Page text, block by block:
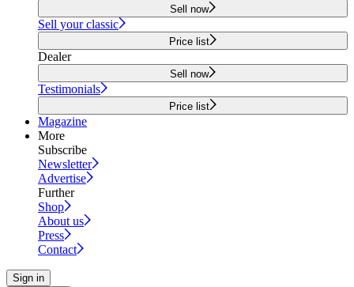
Sell now
Sell your classic
Price list
Dealer
Sell now
Testimonials
Price list
Magazine
More
Subscribe
Newsletter
Advertise
Further
Shop
About us
Press
Contact
Sign in